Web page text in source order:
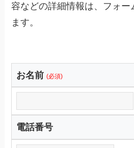
容などの詳細情報は、フォー
ます。
お名前 (必須)
電話番号